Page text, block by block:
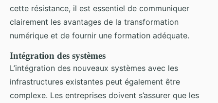
cette résistance, il est essentiel de communiquer
clairement les avantages de la transformation
numérique et de fournir une formation adéquate.
Intégration des systèmes
L’intégration des nouveaux systèmes avec les
infrastructures existantes peut également être
complexe. Les entreprises doivent s’assurer que les